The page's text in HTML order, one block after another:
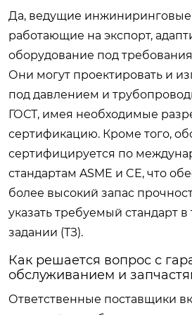
Да, ведущие
работающие на экспорт,
оборудование под
Они могут проектировать и
под давлением и
ГОСТ, имея необходимые
сертификацию. Кроме того,
сертифицируется по
стандартам ASME и CE, что
более высокий запас
указать требуемый стандарт в
задании (ТЗ).
Как решается вопрос с
обслуживанием и
Ответственные поставщики